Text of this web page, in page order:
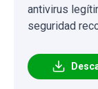
antivirus
seguridad